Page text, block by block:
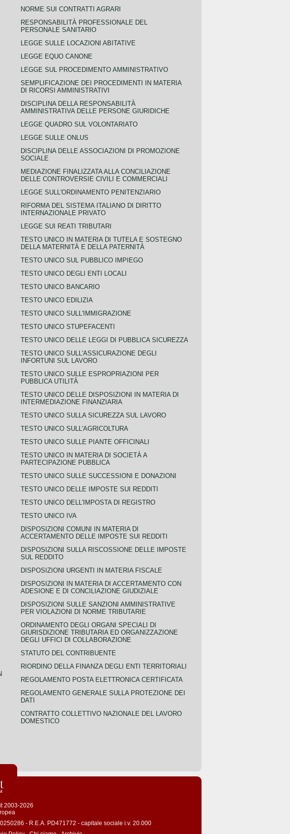
NORME SUI CONTRATTI AGRARI
RESPONSABILITÀ PROFESSIONALE DEL
PERSONALE SANITARIO
LEGGE SULLE LOCAZIONI ABITATIVE
LEGGE EQUO CANONE
LEGGE SUL PROCEDIMENTO AMMINISTRATIVO
SEMPLIFICAZIONE DEI PROCEDIMENTI IN MATERIA
DI RICORSI AMMINISTRATIVI
DISCIPLINA DELLA RESPONSABILITÀ
AMMINISTRATIVA DELLE PERSONE GIURIDICHE
LEGGE QUADRO SUL VOLONTARIATO
LEGGE SULLE ONLUS
DISCIPLINA DELLE ASSOCIAZIONI DI PROMOZIONE
SOCIALE
MEDIAZIONE FINALIZZATA ALLA CONCILIAZIONE
DELLE CONTROVERSIE CIVILI E COMMERCIALI
LEGGE SULL'ORDINAMENTO PENITENZIARIO
RIFORMA DEL SISTEMA ITALIANO DI DIRITTO
INTERNAZIONALE PRIVATO
LEGGE SUI REATI TRIBUTARI
TESTO UNICO IN MATERIA DI TUTELA E SOSTEGNO
DELLA MATERNITÀ E DELLA PATERNITÀ
TESTO UNICO SUL PUBBLICO IMPIEGO
TESTO UNICO DEGLI ENTI LOCALI
TESTO UNICO BANCARIO
TESTO UNICO EDILIZIA
TESTO UNICO SULL'IMMIGRAZIONE
TESTO UNICO STUPEFACENTI
TESTO UNICO DELLE LEGGI DI PUBBLICA SICUREZZA
TESTO UNICO SULL'ASSICURAZIONE DEGLI
INFORTUNI SUL LAVORO
TESTO UNICO SULLE ESPROPRIAZIONI PER
PUBBLICA UTILITÀ
TESTO UNICO DELLE DISPOSIZIONI IN MATERIA DI
INTERMEDIAZIONE FINANZIARIA
TESTO UNICO SULLA SICUREZZA SUL LAVORO
TESTO UNICO SULL'AGRICOLTURA
TESTO UNICO SULLE PIANTE OFFICINALI
TESTO UNICO IN MATERIA DI SOCIETÀ A
PARTECIPAZIONE PUBBLICA
TESTO UNICO SULLE SUCCESSIONI E DONAZIONI
TESTO UNICO DELLE IMPOSTE SUI REDDITI
TESTO UNICO DELL'IMPOSTA DI REGISTRO
TESTO UNICO IVA
DISPOSIZIONI COMUNI IN MATERIA DI
ACCERTAMENTO DELLE IMPOSTE SUI REDDITI
DISPOSIZIONI SULLA RISCOSSIONE DELLE IMPOSTE
SUL REDDITO
DISPOSIZIONI URGENTI IN MATERIA FISCALE
DISPOSIZIONI IN MATERIA DI ACCERTAMENTO CON
ADESIONE E DI CONCILIAZIONE GIUDIZIALE
DISPOSIZIONI SULLE SANZIONI AMMINISTRATIVE
PER VIOLAZIONI DI NORME TRIBUTARIE
ORDINAMENTO DEGLI ORGANI SPECIALI DI
GIURISDIZIONE TRIBUTARIA ED ORGANIZZAZIONE
DEGLI UFFICI DI COLLABORAZIONE
STATUTO DEL CONTRIBUENTE
RIORDINO DELLA FINANZA DEGLI ENTI TERRITORIALI
REGOLAMENTO POSTA ELETTRONICA CERTIFICATA
REGOLAMENTO GENERALE SULLA PROTEZIONE DEI
DATI
CONTRATTO COLLETTIVO NAZIONALE DEL LAVORO
DOMESTICO
2003-2026
- R.E.A. PD471772 - capitale sociale i.v. 20.000